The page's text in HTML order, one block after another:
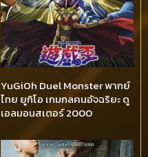
YuGiOh Duel Monster พากย์
ไทย ยูกิโอ เกมกลคนอัจฉริยะ ดู
เอลมอนสเตอร์ 2000